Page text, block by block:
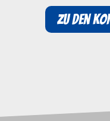
Zu den